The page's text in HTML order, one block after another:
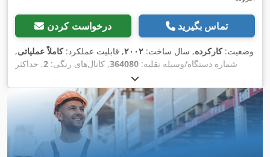
درخواست کردن تماس بگیرید
وضعیت:کارکرده, سال ساخت: ۲۰۰۲, قابلیت عملکرد:کاملاً عملیاتی,
شماره دستگاه/وسیله نقلیه: 364080, کانال‌های رنگی: 2, حداکثر
, حداکثر ارتفاع کاغذ:
خوانش شمارنده (سیاه):۳۴۵٬۰۰۰٬۰۰۰, خواندن شمارنده (رنگ):
۳۴۵٬۰۰۰٬۰۰۰, نوع جریان ورودی: